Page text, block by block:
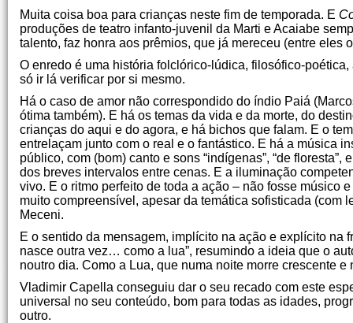
Muita coisa boa para crianças neste fim de temporada. E
produções de teatro infanto-juvenil da Marti e Acaiabe
talento, faz honra aos prêmios, que já mereceu (entre
O enredo é uma história folclórico-lúdica, filosófico-
só ir lá verificar por si mesmo.
Há o caso de amor não correspondido do índio Paiá
ótima também). E há os temas da vida e da morte, do
crianças do aqui e do agora, e há bichos que falam. E o
entrelaçam junto com o real e o fantástico. E há a música
público, com (bom) canto e sons “indígenas”, “de
dos breves intervalos entre cenas. E a iluminação
vivo. E o ritmo perfeito de toda a ação – não fosse músico
muito compreensível, apesar da temática sofisticada (com
Meceni.
E o sentido da mensagem, implícito na ação e explícito na
nasce outra vez… como a lua”, resumindo a ideia que o
noutro dia. Como a Lua, que numa noite morre crescente e
Vladimir Capella conseguiu dar o seu recado com este
universal no seu conteúdo, bom para todas as idades,
outro.